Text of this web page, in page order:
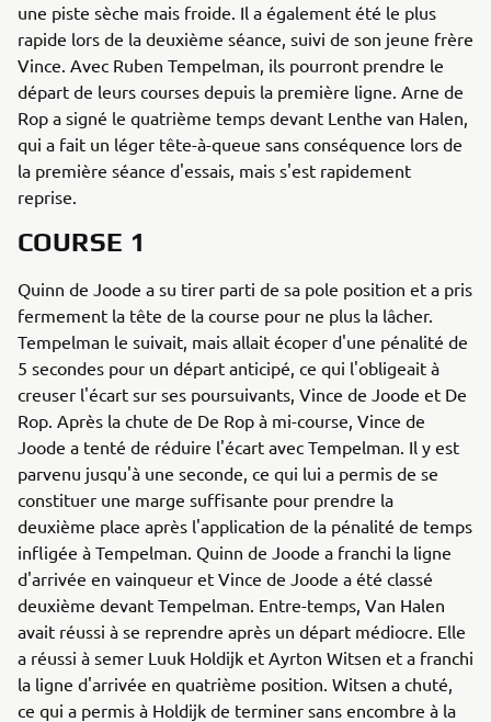
une piste sèche mais froide. Il a également été le plus
rapide lors de la deuxième séance, suivi de son jeune frère
Vince. Avec Ruben Tempelman, ils pourront prendre le
départ de leurs courses depuis la première ligne. Arne de
Rop a signé le quatrième temps devant Lenthe van Halen,
qui a fait un léger tête-à-queue sans conséquence lors de
la première séance d'essais, mais s'est rapidement
reprise.
COURSE 1
Quinn de Joode a su tirer parti de sa pole position et a pris
fermement la tête de la course pour ne plus la lâcher.
Tempelman le suivait, mais allait écoper d'une pénalité de
5 secondes pour un départ anticipé, ce qui l'obligeait à
creuser l'écart sur ses poursuivants, Vince de Joode et De
Rop. Après la chute de De Rop à mi-course, Vince de
Joode a tenté de réduire l'écart avec Tempelman. Il y est
parvenu jusqu'à une seconde, ce qui lui a permis de se
constituer une marge suffisante pour prendre la
deuxième place après l'application de la pénalité de temps
infligée à Tempelman. Quinn de Joode a franchi la ligne
d'arrivée en vainqueur et Vince de Joode a été classé
deuxième devant Tempelman. Entre-temps, Van Halen
avait réussi à se reprendre après un départ médiocre. Elle
a réussi à semer Luuk Holdijk et Ayrton Witsen et a franchi
la ligne d'arrivée en quatrième position. Witsen a chuté,
ce qui a permis à Holdijk de terminer sans encombre à la